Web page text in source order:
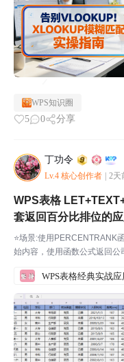
WPS知识圈
5 0 分享
丁功令
Lv.4 核心创作者 2天
WPS表格
套返回百分比排位的
⭐场景:使用PERCENTRANK
始内容，使用函数公式返回
实际操作一下，帮助大家理解